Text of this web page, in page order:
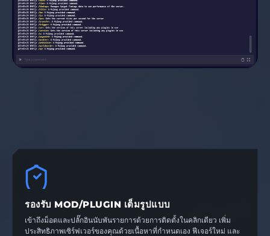
รองรับ MOD/PLUGIN เต็มรูปแบบ
เข้าถึงม็อดและปลั๊กอินนับพันรายการด้วยการติดตั้งในคลิกเดียว เพิ่ม
ประสิทธิภาพเซิร์ฟเวอร์ของคุณด้วยเนื้อหาที่กำหนดเอง ฟีเจอร์ใหม่ และ